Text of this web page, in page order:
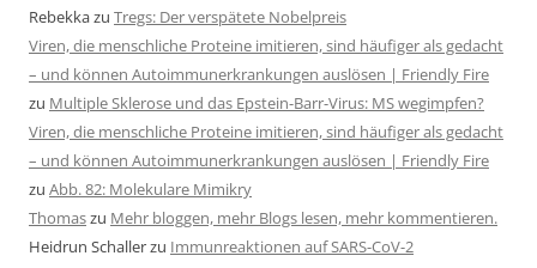
Rebekkazu Tregs: Der verspätete Nobelpreis
Viren, die menschliche Proteine imitieren, sind häufiger als gedacht
– und können Autoimmunerkrankungen auslösen | Friendly Fire
zu Multiple Sklerose und das Epstein-Barr-Virus: MS wegimpfen?
Viren, die menschliche Proteine imitieren, sind häufiger als gedacht
– und können Autoimmunerkrankungen auslösen | Friendly Fire
zu Abb. 82: Molekulare Mimikry
Thomaszu Mehr bloggen, mehr Blogs lesen, mehr kommentieren.
Heidrun Schallerzu Immunreaktionen auf SARS-CoV-2